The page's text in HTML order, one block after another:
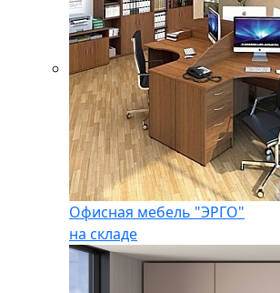
Офисная мебель "ЭРГО"
на складе